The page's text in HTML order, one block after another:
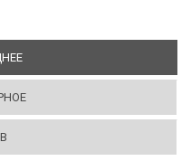
(АКТИВНАЯ ВКЛАДКА)